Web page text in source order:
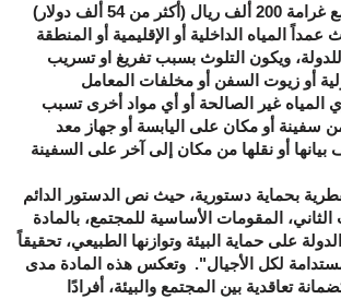
حبس بنفس المدة مع غرامة 200 ألف ريال (أكثر من 54 ألف دولار)
المياه الداخلية أو الإقليمية أو المنطقة
للدولة، ويكون التلوث بسبب تفريغ او تسريب
أو زيوت السفن أو مخلفات المعامل
المياه غير الصالحة أو أي مواد أخرى تسبب
سفينة أو مكان على اليابسة أو جهاز معد
أو نقلها من مكان إلى آخر على السفينة
بحماية دستورية، حيث نص الدستور الدائم
المقومات الأساسية للمجتمع، بالمادة
على حماية البيئة وتوازنها الطبيعي، تحقيقاً
لكل الأجيال". وتعكس هذه المادة مدى
تعاقدية بين المجتمع والبيئة، أفرادًا